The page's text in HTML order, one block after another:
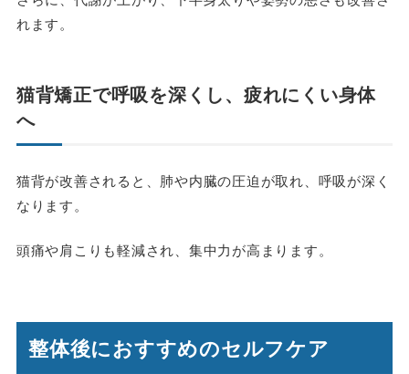
れます。
猫背矯正で呼吸を深くし、疲れにくい身体
へ
猫背が改善されると、肺や内臓の圧迫が取れ、呼吸が深く
なります。
頭痛や肩こりも軽減され、集中力が高まります。
整体後におすすめのセルフケア